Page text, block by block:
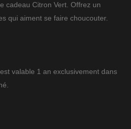
cadeau Citron Vert. Offrez un
qui aiment se faire choucouter.
valable 1 an exclusivement dans